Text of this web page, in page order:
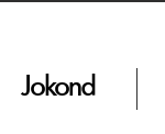
Jokond